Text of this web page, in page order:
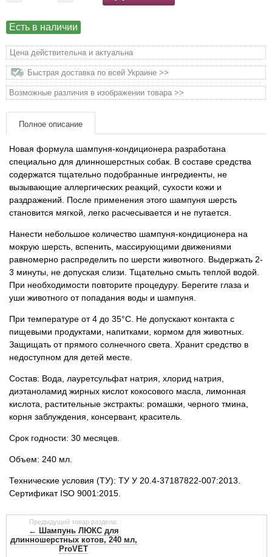
Есть в наличии
Цена действительна и актуальна
Быстрая доставка по всей Украине >>
Возможные различия в изображении товара >>
Полное описание
Новая формула шампуня-кондиционера разработана
специально для длинношерстных собак. В составе средства
содержатся тщательно подобранные ингредиенты, не
вызывающие аллергических реакций, сухости кожи и
раздражений. После применения этого шампуня шерсть
становится мягкой, легко расчесывается и не путается.
Нанести небольшое количество шампуня-кондиционера на
мокрую шерсть, вспенить, массирующими движениями
равномерно распределить по шерсти животного. Выдержать 2-
3 минуты, не допуская слизи. Тщательно смыть теплой водой.
При необходимости повторите процедуру. Берегите глаза и
уши животного от попадания воды и шампуня.
При температуре от 4 до 35°С. Не допускают контакта с
пищевыми продуктами, напитками, кормом для животных.
Защищать от прямого солнечного света. Хранит средство в
недоступном для детей месте.
Состав: Вода, лауретсульфат натрия, хлорид натрия,
диэтаноламид жирных кислот кокосового масла, лимонная
кислота, растительные экстракты: ромашки, черного тмина,
корня заблуждения, консервант, краситель.
Срок годности: 30 месяцев.
Объем: 240 мл.
Технические условия (ТУ): ТУ У 20.4-37187822-007:2013.
Сертификат ISO 9001:2015.
Предыдущий товар раздела:
← Шампунь ЛЮКС для
длинношерстных котов, 240 мл,
ProVET
Товары для грызунов
Товары для лошадей
Товары для людей
Хозряд - хозтовары оптом
Популярные зоотовары
Архив / Снято с производства